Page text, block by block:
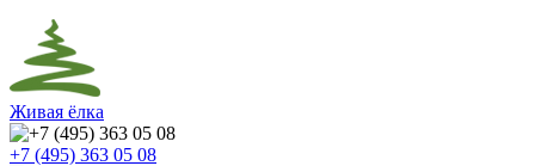
Живая ёлка
+7 (495) 363 05 08